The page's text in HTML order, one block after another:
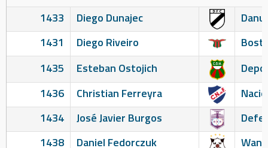
1433
Diego Dunajec
1431
Diego Riveiro
1435
Esteban Ostojich
1436
Christian Ferreyra
1434
José Javier Burgos
1438
Daniel Fedorczuk